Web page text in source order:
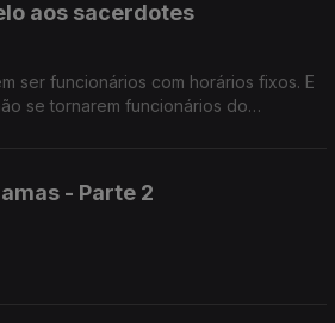
aos sacerdotes
ser funcionários com horários fixos. E
se tornarem funcionários do
- Parte 2